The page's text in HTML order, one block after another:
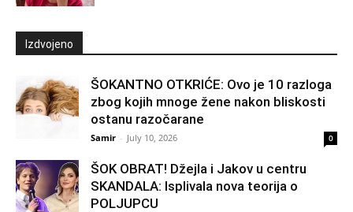
Izdvojeno
ŠOKANTNO OTKRIĆE: Ovo je 10 razloga
zbog kojih mnoge žene nakon bliskosti
ostanu razočarane
Samir - July 10, 2026 0
ŠOK OBRAT! Džejla i Jakov u centru
SKANDALA: Isplivala nova teorija o
POLJUPCU